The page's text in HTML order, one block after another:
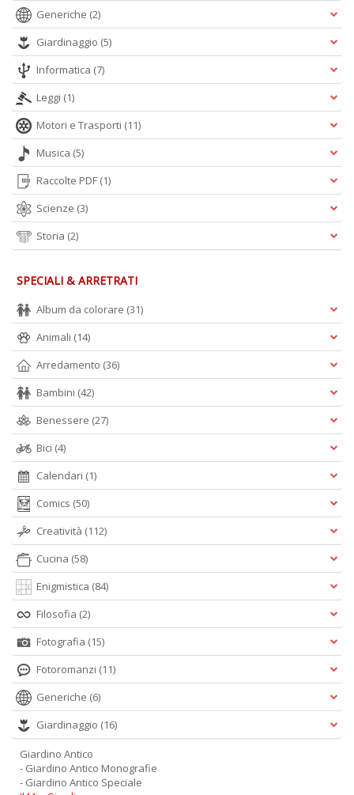
Generiche (2)
Giardinaggio (5)
Informatica (7)
Leggi (1)
Motori e Trasporti (11)
Musica (5)
Raccolte PDF (1)
Scienze (3)
Storia (2)
SPECIALI & ARRETRATI
Album da colorare (31)
Animali (14)
Arredamento (36)
Bambini (42)
Benessere (27)
Bici (4)
Calendari (1)
Comics (50)
Creatività (112)
Cucina (58)
Enigmistica (84)
Filosofia (2)
Fotografia (15)
Fotoromanzi (11)
Generiche (6)
Giardinaggio (16)
Giardino Antico
- Giardino Antico Monografie
- Giardino Antico Speciale